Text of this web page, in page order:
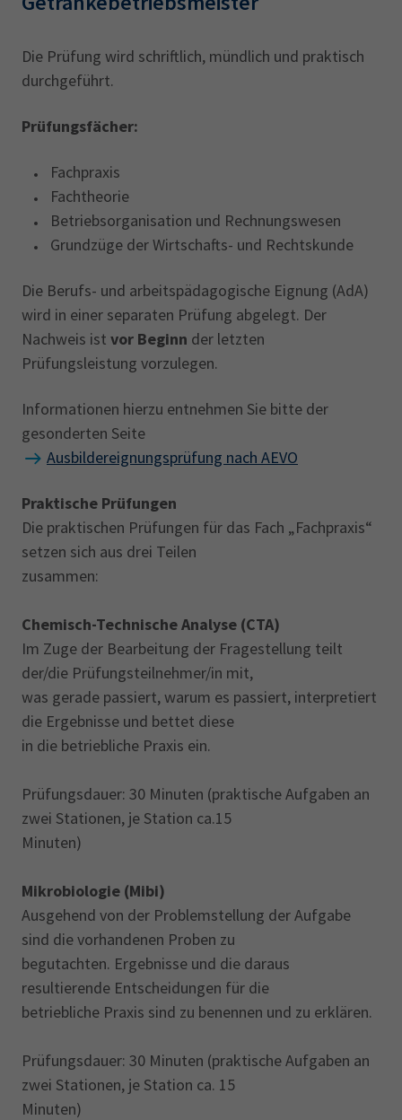
Die Prüfung wird schriftlich, mündlich und praktisch
durchgeführt.
Prüfungsfächer:
Fachpraxis
Fachtheorie
Betriebsorganisation und Rechnungswesen
Grundzüge der Wirtschafts- und Rechtskunde
Die Berufs- und arbeitspädagogische Eignung (AdA)
wird in einer separaten Prüfung abgelegt. Der
Nachweis ist vor Beginn der letzten
Prüfungsleistung vorzulegen.
Informationen hierzu entnehmen Sie bitte der
gesonderten Seite
Ausbildereignungsprüfung nach AEVO
Praktische Prüfungen
Die praktischen Prüfungen für das Fach „Fachpraxis“
setzen sich aus drei Teilen
zusammen:
Chemisch-Technische Analyse (CTA)
Im Zuge der Bearbeitung der Fragestellung teilt
der/die Prüfungsteilnehmer/in mit,
was gerade passiert, warum es passiert, interpretiert
die Ergebnisse und bettet diese
in die betriebliche Praxis ein.
Prüfungsdauer: 30 Minuten (praktische Aufgaben an
zwei Stationen, je Station ca.15
Minuten)
Mikrobiologie (Mibi)
Ausgehend von der Problemstellung der Aufgabe
sind die vorhandenen Proben zu
begutachten. Ergebnisse und die daraus
resultierende Entscheidungen für die
betriebliche Praxis sind zu benennen und zu erklären.
Prüfungsdauer: 30 Minuten (praktische Aufgaben an
zwei Stationen, je Station ca. 15
Minuten)